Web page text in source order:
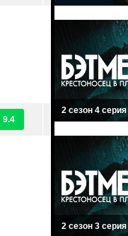
9.4
2 сезон 4 серия
2 сезон 3 серия